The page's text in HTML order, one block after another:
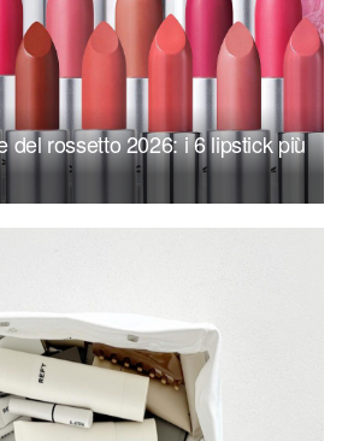
del rossetto 2026: i 6 lipstick più